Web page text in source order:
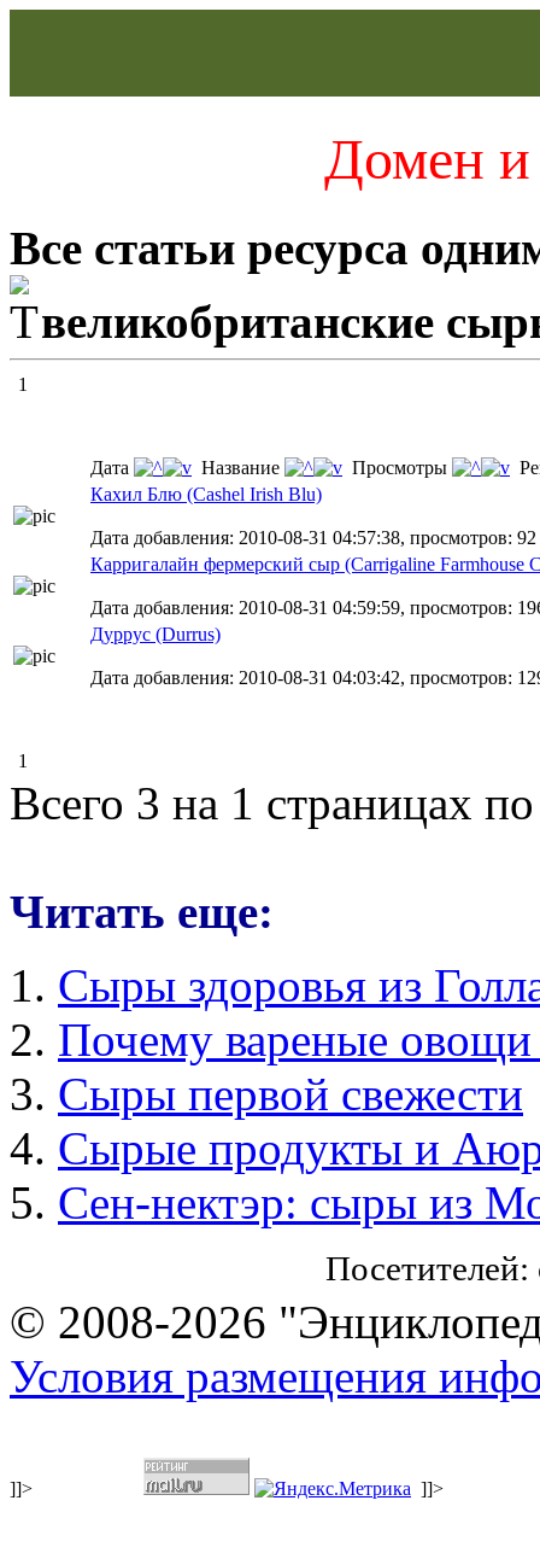
Домен и
Все статьи ресурса
великобританские
1
Дата Название Просмотры
Кахил Блю (Cashel Irish Blu)
Дата добавления: 2010-08-31 04:57:38, просмотров: 92
Карригалайн фермерский сыр (Carrigaline Farmhouse
Дата добавления: 2010-08-31 04:59:59, просмотров:
Дуррус (Durrus)
Дата добавления: 2010-08-31 04:03:42, просмотров:
1
Всего 3 на 1 страницах
Читать еще:
Сыры здоровья из
Почему вареные овощи
Сыры первой свежести
Сырые продукты и
Сен-нектэр: сыры из
Посетителей:
© 2008-2026
Условия размещения
]]> ]]>